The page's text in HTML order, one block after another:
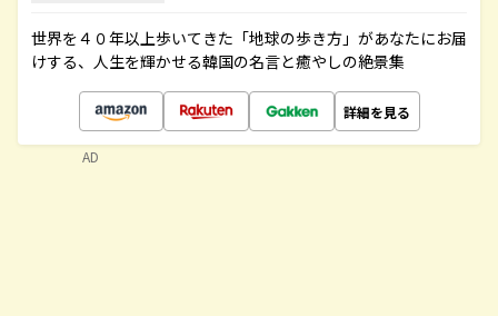
世界を４０年以上歩いてきた「地球の歩き方」があなたにお届
けする、人生を輝かせる韓国の名言と癒やしの絶景集
詳細を見る
AD